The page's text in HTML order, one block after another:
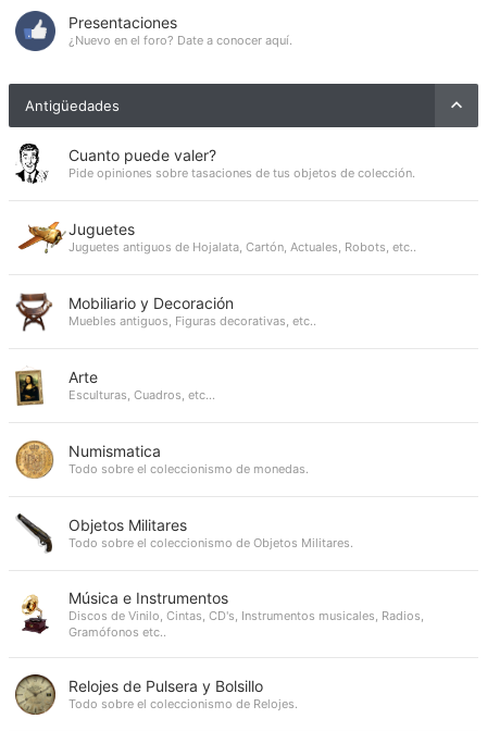
Presentaciones
¿Nuevo en el foro? Date a conocer aquí.
Antigüedades
Cuanto puede valer?
Pide opiniones sobre tasaciones de tus objetos de colección.
Juguetes
Juguetes antiguos de Hojalata, Cartón, Actuales, Robots, etc..
Mobiliario y Decoración
Muebles antiguos, Figuras decorativas, etc..
Arte
Esculturas, Cuadros, etc...
Numismatica
Todo sobre el coleccionismo de monedas.
Objetos Militares
Todo sobre el coleccionismo de Objetos Militares.
Música e Instrumentos
Discos de Vinilo, Cintas, CD's, Instrumentos musicales, Radios,
Gramófonos etc..
Relojes de Pulsera y Bolsillo
Todo sobre el coleccionismo de Relojes.